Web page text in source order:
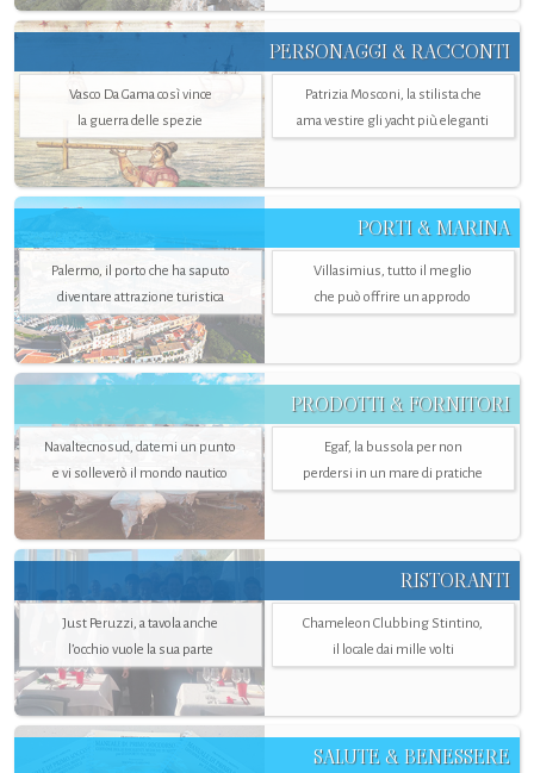
PERSONAGGI & RACCONTI
Vasco Da Gama così vince
la guerra delle spezie
Patrizia Mosconi, la stilista che
ama vestire gli yacht più eleganti
PORTI & MARINA
Palermo, il porto che ha saputo
diventare attrazione turistica
Villasimius, tutto il meglio
che può offrire un approdo
PRODOTTI & FORNITORI
Navaltecnosud, datemi un punto
e vi solleverò il mondo nautico
Egaf, la bussola per non
perdersi in un mare di pratiche
RISTORANTI
Just Peruzzi, a tavola anche
l’occhio vuole la sua parte
Chameleon Clubbing Stintino,
il locale dai mille volti
SALUTE & BENESSERE